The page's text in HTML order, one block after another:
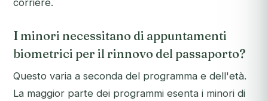
corriere.
I minori necessitano di appuntamenti
biometrici per il rinnovo del passaporto?
Questo varia a seconda del programma e dell'età.
La maggior parte dei programmi esenta i minori di